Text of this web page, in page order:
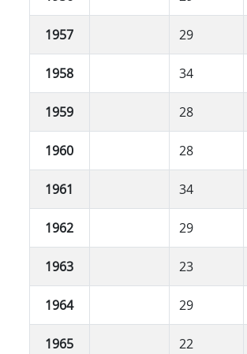
1957 29
1958 34
1959 28
1960 28
1961 34
1962 29
1963 23
1964 29
1965 22